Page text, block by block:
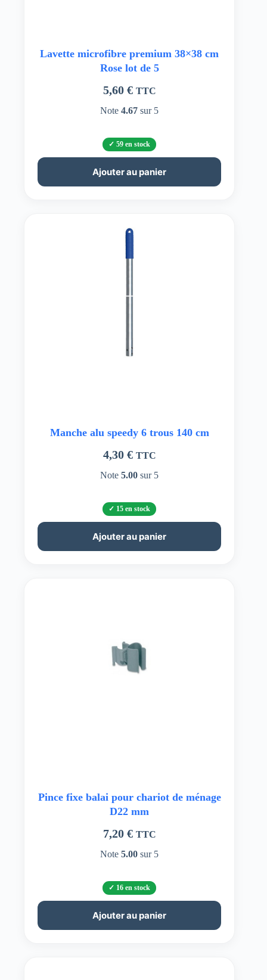
Lavette microfibre premium 38×38 cm
Rose lot de 5
5,60 € TTC
Note4.67 sur 5
59 en stock
Ajouter au panier
Manche alu speedy 6 trous 140 cm
4,30 € TTC
Note5.00 sur 5
15 en stock
Ajouter au panier
Pince fixe balai pour chariot de ménage
D22 mm
7,20 € TTC
Note5.00 sur 5
16 en stock
Ajouter au panier